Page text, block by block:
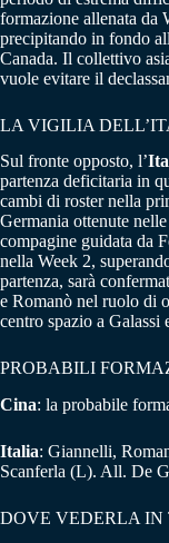
formazione allenata da
precipitando in fondo
Canada. Il collettivo
vuole evitare il
LA VIGILIA
Sul fronte opposto, l’
partenza deficitaria in
cambi di roster nella
Germania ottenute
compagine guidata da
nella Week 2,
partenza, sarà
e Romanò nel ruolo di
centro spazio a Galassi
PROBABILI
Cina: la probabile
Italia: Giannelli,
Scanferla (L). All. De
DOVE VEDERLA IN